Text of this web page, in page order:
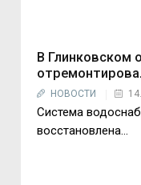
В Глинковском
НОВОСТИ
Система
восстановлена…